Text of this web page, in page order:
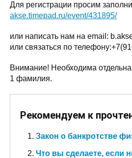
Для регистрации просим
akse.timepad.ru/event/431895/
или написать нам на email:
или связаться по
Внимание! Необходима
1 фамилия.
Рекомендуем к
Закон о банкротстве
Что вы сделаете, если